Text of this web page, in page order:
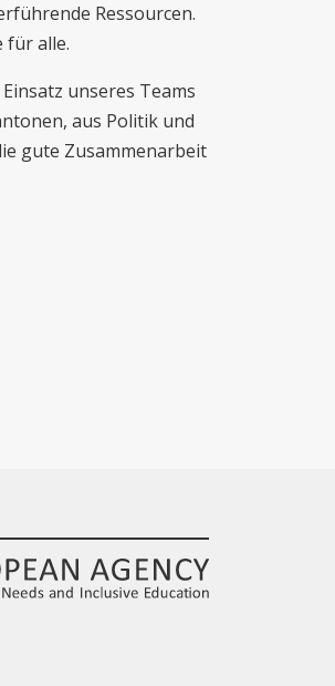
Ressourcen.
für alle.
unseres Teams
aus Politik und
gute Zusammenarbeit